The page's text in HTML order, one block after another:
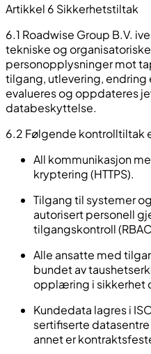
Artikkel 6 Sikkerhetstiltak
6.1 Roadwise Group B.V.
tekniske og
personopplysninger mot
tilgang, utlevering,
evalueres og oppdateres
databeskyttelse.
6.2 Følgende kontrolltiltak
All kommunikasjon
kryptering (HTTPS).
Tilgang til systemer
autorisert personell
tilgangskontroll
Alle ansatte med
bundet av
opplæring i sikkerhet
Kundedata lagres i
sertifiserte
annet er